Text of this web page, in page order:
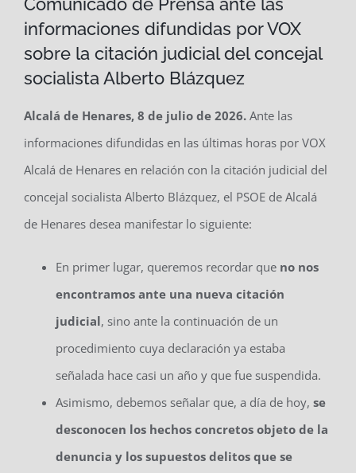
informaciones difundidas por VOX
sobre la citación judicial del concejal
socialista Alberto Blázquez
Alcalá de Henares, 8 de julio de 2026. Ante las
informaciones difundidas en las últimas horas por VOX
Alcalá de Henares en relación con la citación judicial del
concejal socialista Alberto Blázquez, el PSOE de Alcalá
de Henares desea manifestar lo siguiente:
En primer lugar, queremos recordar que no nos
encontramos ante una nueva citación
judicial, sino ante la continuación de un
procedimiento cuya declaración ya estaba
señalada hace casi un año y que fue suspendida.
Asimismo, debemos señalar que, a día de hoy, se
desconocen los hechos concretos objeto de la
denuncia y los supuestos delitos que se